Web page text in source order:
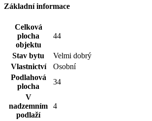
Základní informace
Celková
plocha
objektu
44
Stav bytu
Velmi dobrý
Vlastnictví
Osobní
Podlahová
plocha
34
V
nadzemním
podlaží
4